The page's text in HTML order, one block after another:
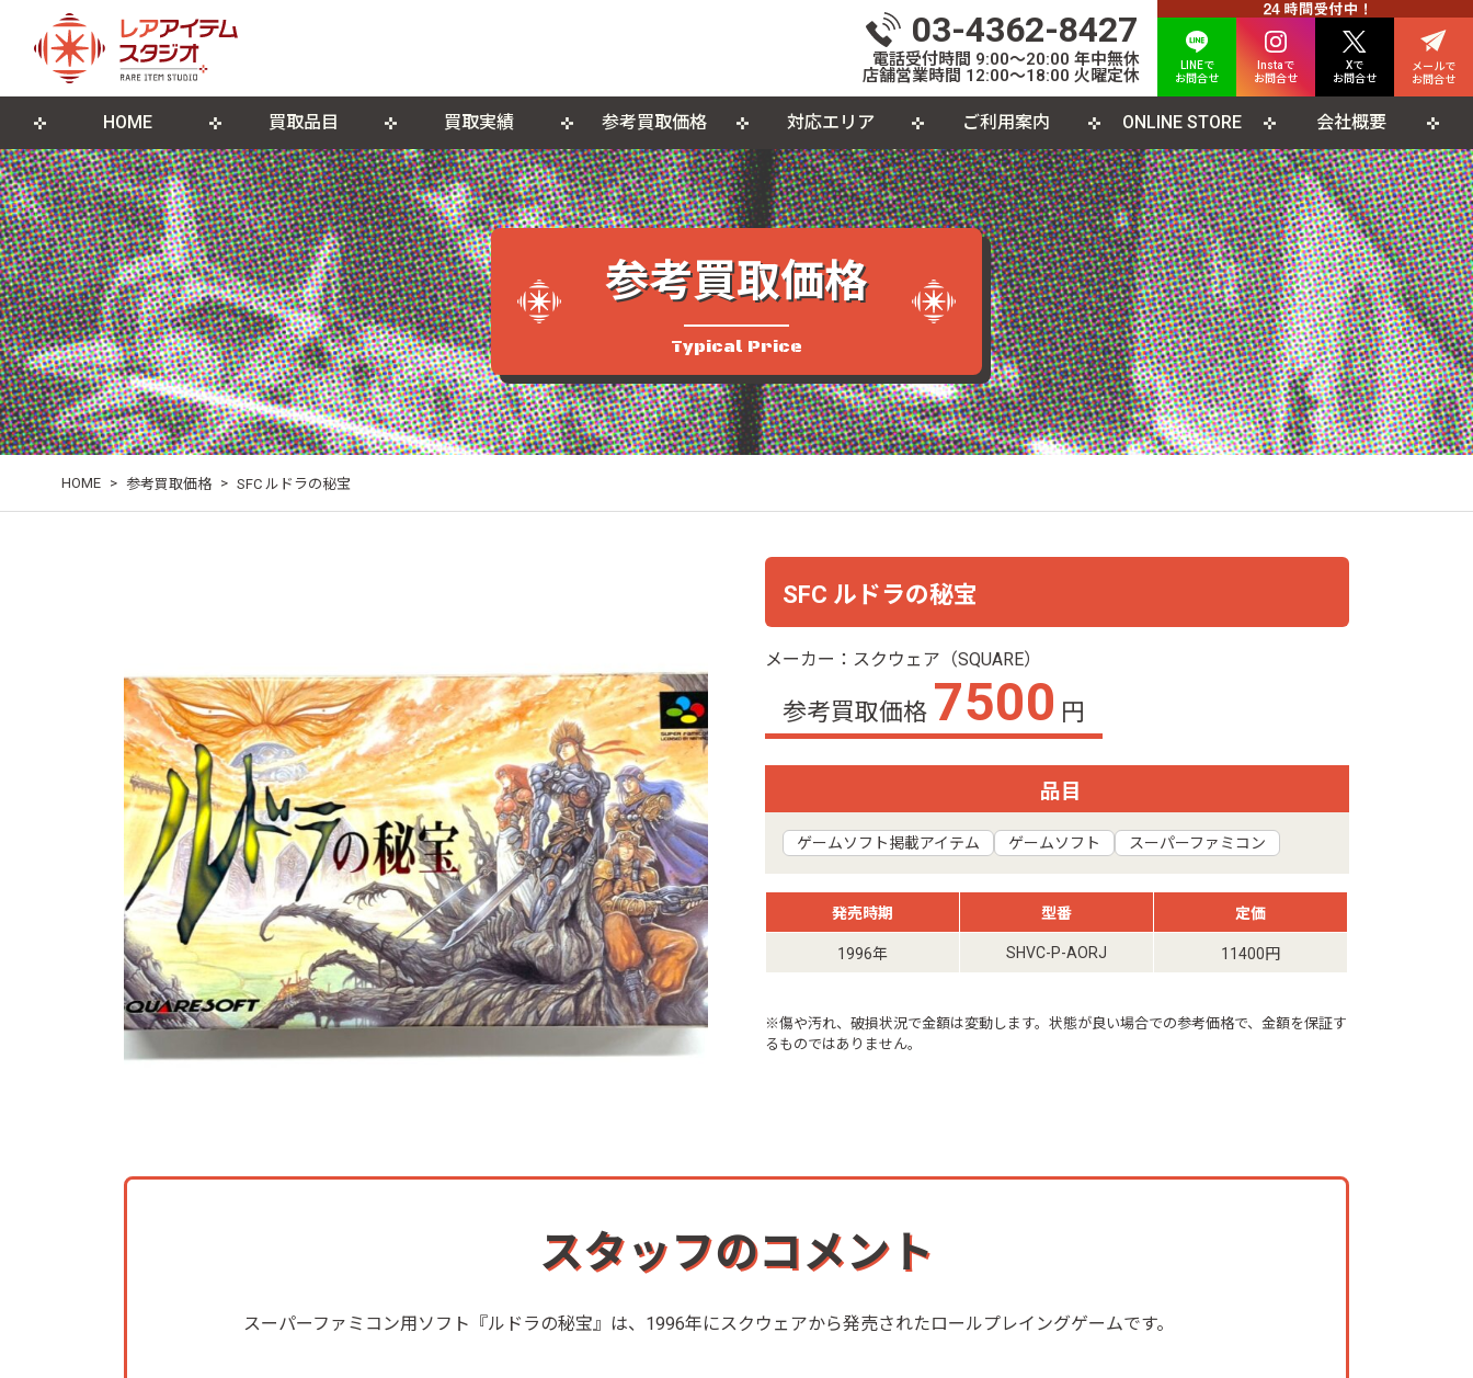
03-4362-8427
電話受付時間 9:00〜20:00 年中無休
店舗営業時間 12:00〜18:00 火曜定休
LINEで
お問合せ
Instaで
お問合せ
Xで
お問合せ
メールで
お問合せ
HOME 買取品目
ゲームソフト ゲーム機本体 おもちゃ カード CD
DVD・Blu-ray レコード カセットテープ パソコンソフト 書籍・雑誌
ポスター・紙モノ その他関連品
買取実績 参考買取価格 対応エリア ご利用案内
来店買取について 宅配買取について 出張買取について LINE査定について よくある質問
遺品整理・生前整理
ONLINE STORE 会社概要
店舗概要 ブログ おしらせ 個人情報保護方針 利用規約
古物営業法に基づく表記
参考買取価格
Typical Price
HOME > 参考買取価格 > SFC ルドラの秘宝
SFC ルドラの秘宝
メーカー：スクウェア（SQUARE）
参考買取価格 7500 円
品目
ゲームソフト掲載アイテム ゲームソフト スーパーファミコン
発売時期 型番 定価
1996年 SHVC-P-AORJ 11400円
※傷や汚れ、破損状況で金額は変動します。状態が良い場合での参考価格で、金額を保証す
るものではありません。
スタッフのコメント
スーパーファミコン用ソフト『ルドラの秘宝』は、1996年にスクウェアから発売されたロールプレイングゲームです。